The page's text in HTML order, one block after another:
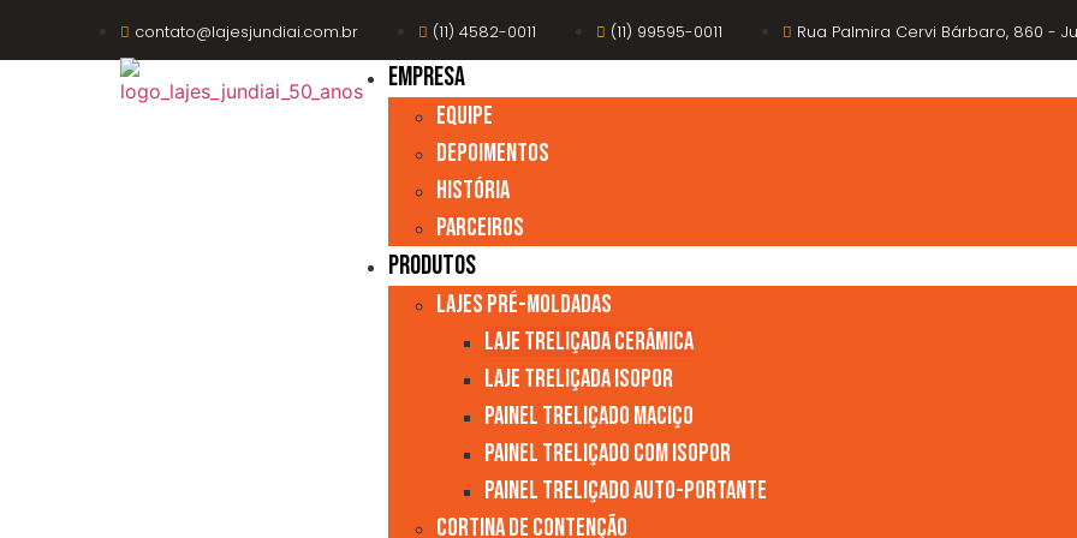
contato@lajesjundiai.com.br (11) 4582-0011 (11) 99595-0011 Rua Palmira Cervi Bárbaro, 860 -
EMPRESA
Equipe
Depoimentos
História
Parceiros
Produtos
Lajes Pré-moldadas
Laje Treliçada Cerâmica
Laje Treliçada Isopor
Painel Treliçado Maciço
Painel Treliçado com Isopor
Painel Treliçado Auto-Portante
Cortina de Contenção